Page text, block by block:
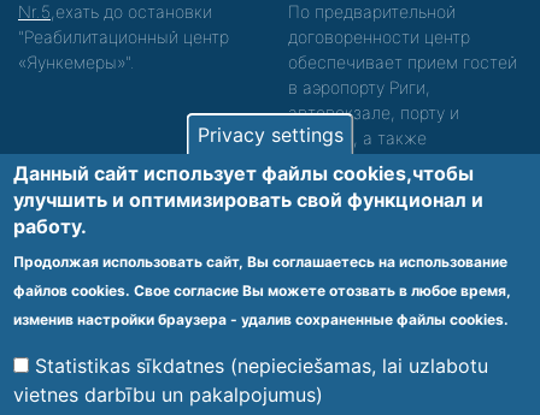
Nr.5 ,ехать до остановки
"Реабилитационный центр
«Яункемеры»".
По предварительной
договоренности центр
обеспечивает прием гостей
в аэропорту Риги,
автовокзале, порту и
вокзале, а также
сопровождение. Просьба
звонить, чтобы уточнить
детали.
Обеспечиваем доступность среды для лиц с
функциональными нарушениями.
Footer
menu
Vietnes karte Noteikumi un privātuma politika
Privacy settings
Данный сайт использует файлы cookies,чтобы
улучшить и оптимизировать cвой функционал и
работу.
Продолжая использовать сайт, Вы соглашаетесь на использование
файлов cookies. Свое согласие Вы можете отозвать в любое время,
изменив настройки браузера - удалив сохраненные файлы cookies.
Statistikas sīkdatnes (nepieciešamas, lai uzlabotu
vietnes darbību un pakalpojumus)